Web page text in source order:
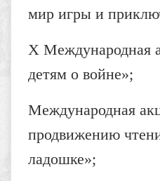
мир игры и
Х Международная
детям о войне»;
Международная
продвижению
ладошке»;